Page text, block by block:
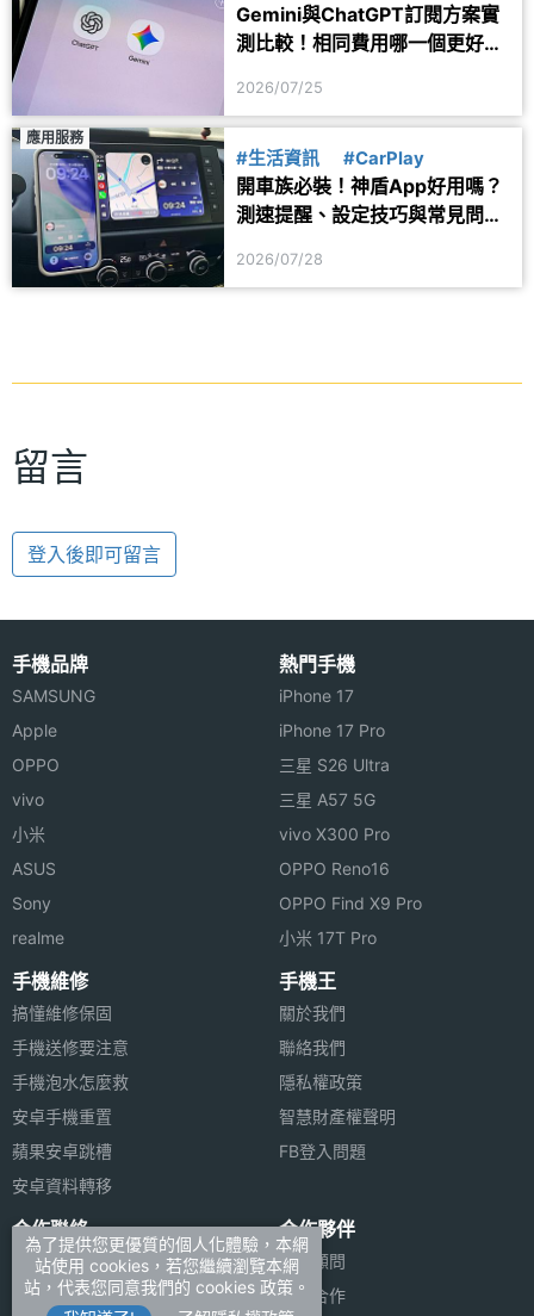
Gemini與ChatGPT訂閱方案實
測比較！相同費用哪一個更好
2026/07/25
應用服務
#生活資訊 #CarPlay
開車族必裝！神盾App好用嗎？
測速提醒、設定技巧與常見問題
2026/07/28
留言
登入後即可留言
手機品牌
SAMSUNG
Apple
OPPO
vivo
小米
ASUS
Sony
realme
熱門手機
iPhone 17
iPhone 17 Pro
三星 S26 Ultra
三星 A57 5G
vivo X300 Pro
OPPO Reno16
OPPO Find X9 Pro
小米 17T Pro
手機維修
搞懂維修保固
手機送修要注意
手機泡水怎麼救
安卓手機重置
蘋果安卓跳槽
安卓資料轉移
手機王
關於我們
聯絡我們
隱私權政策
智慧財產權聲明
FB登入問題
合作聯絡
廣告刊登
加入商店報價
合作夥伴
法律顧問
媒體合作
為了提供您更優質的個人化體驗，本網
站使用 cookies，若您繼續瀏覽本網
站，代表您同意我們的 cookies 政策。